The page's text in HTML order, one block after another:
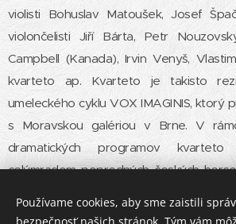
violisti Bohuslav Matoušek, Josef
violončelisti Jiří Bárta, Petr
Campbell (Kanada), Irvin Venyš,
kvarteto ap. Kvarteto je takisto
umeleckého cyklu VOX IMAGINIS, ktorý
s Moravskou galériou v Brne. V
dramatických programov kvarteto
celýmradom popredných českých
Molavcová, Alfred Strejček, Jan Kačer,
Krátký, Saša Rašilov, Otakar Brousek ml. ap.
Používame cookies, aby sme zaistili